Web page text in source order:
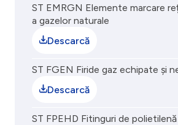
ST EMRGN Elemente marcare
a gazelor naturale
Descarcă
ST FGEN Firide gaz echipate și
Descarcă
ST FPEHD Fitinguri de